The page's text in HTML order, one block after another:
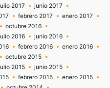
2017
junio 2017
febrero 2017
enero 2017
octubre 2016
2016
junio 2016
febrero 2016
enero 2016
octubre 2015
2015
junio 2015
febrero 2015
enero 2015